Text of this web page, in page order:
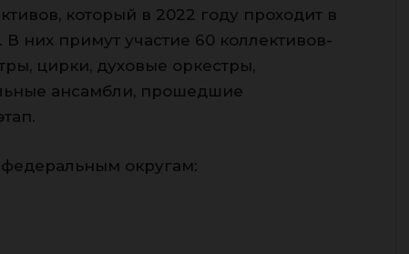
который в 2022 году проходит в
них примут участие 60 коллективов-
цирки, духовые оркестры,
ансамбли, прошедшие
округам: